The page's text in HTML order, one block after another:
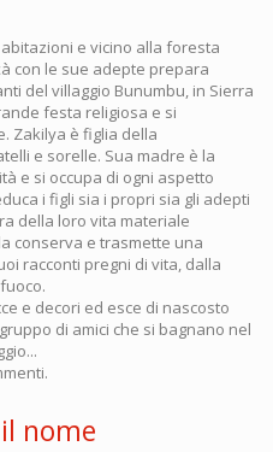
e vicino alla foresta
con le sue adepte prepara
del villaggio Bunumbu, in Sierra
festa religiosa e si
Zakilya è figlia della
e sorelle. Sua madre è la
e si occupa di ogni aspetto
i figli sia i propri sia gli adepti
della loro vita materiale
conserva e trasmette una
racconti pregni di vita, dalla
e decori ed esce di nascosto
di amici che si bagnano nel
nome